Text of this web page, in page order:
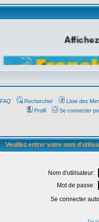
FAQ Rechercher
Liste des
Profil
Se connecter
Veuillez entrer votre nom
Nom d'utilisateur:
Mot de passe:
Se connecter